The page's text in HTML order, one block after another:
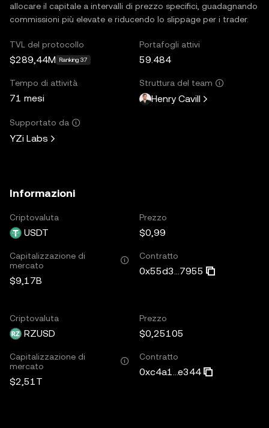
allocare il capitale a intervalli di prezzo specifici, guadagnando
commissioni più elevate e riducendo lo slippage per i trader.
TVL del protocollo
$289,44M Ranking 37
Portafogli attivi
59.484
Tempo di attività
71 mesi
Struttura del team
Henry Cavill
Supportato da
YZi Labs
Informazioni
Criptovaluta
USDT
Prezzo
$0,99
Capitalizzazione di
mercato
$9,17B
Contratto
0x55d3...7955
Criptovaluta
RZUSD
Prezzo
$0,25105
Capitalizzazione di
mercato
$2,51T
Contratto
0xc4a1...e344